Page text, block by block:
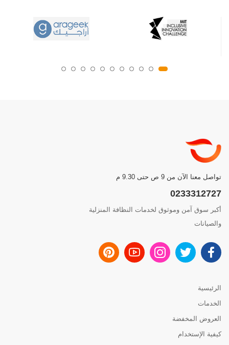
تواصل معنا الآن من 9 ص حتى 9.30 م
0233312727
أكبر سوق آمن وموثوق لخدمات النظافة المنزلية
والصيانات
الرئيسية
الخدمات
العروض المخفضة
كيفية الإستخدام